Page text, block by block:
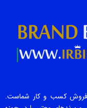
فروش کسب و کار شماست.